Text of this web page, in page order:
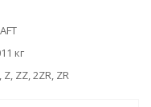
кг
Z, ZZ, 2ZR, ZR